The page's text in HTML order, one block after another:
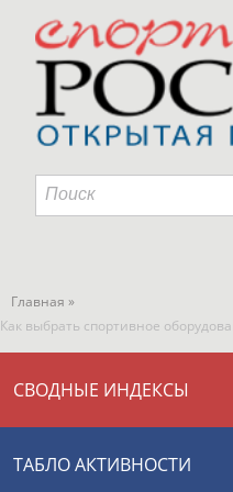
Главная »
Как выбрать спортивное
СВОДНЫЕ ИНДЕКСЫ
ТАБЛО АКТИВНОСТИ